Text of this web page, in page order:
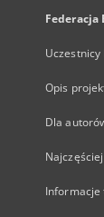
Opis
Dla
Informacje